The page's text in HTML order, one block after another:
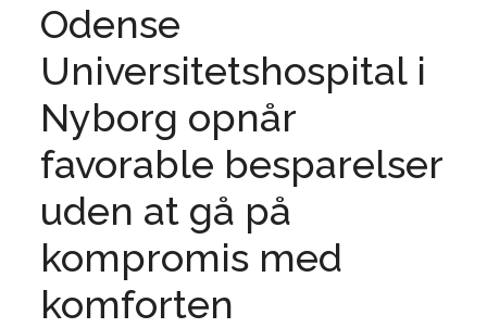
Odense
Universitetshospital i
Nyborg opnår
favorable besparelser
uden at gå på
kompromis med
komforten